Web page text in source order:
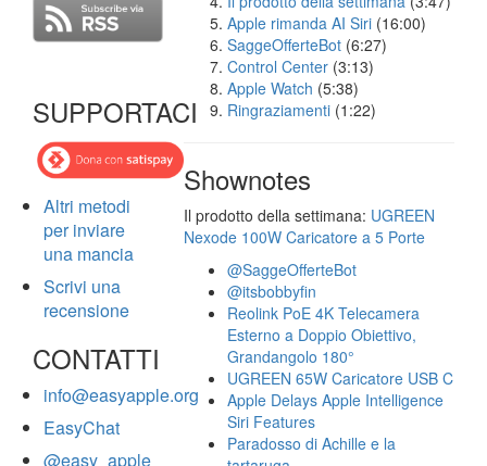
SUPPORTACI
Altri metodi
per inviare
una mancia
Scrivi una
recensione
CONTATTI
info@easyapple.org
EasyChat
@easy_apple
Apple rimanda AI Siri (16:00)
SaggeOfferteBot (6:27)
Control Center (3:13)
Apple Watch (5:38)
Ringraziamenti (1:22)
Shownotes
Il prodotto della settimana: UGREEN
Nexode 100W Caricatore a 5 Porte
@SaggeOfferteBot
@itsbobbyfin
Reolink PoE 4K Telecamera
Esterno a Doppio Obiettivo,
Grandangolo 180°
UGREEN 65W Caricatore USB C
Apple Delays Apple Intelligence
Siri Features
Paradosso di Achille e la